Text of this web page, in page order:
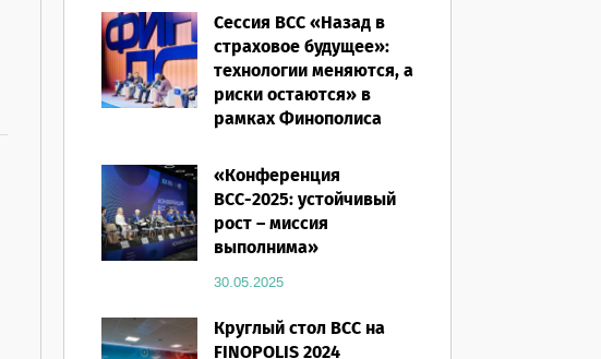
Сессия ВСС «Назад в
страховое будущее»:
технологии меняются, а
риски остаются» в
рамках Финополиса
16.03.2026
«Конференция
ВСС-2025: устойчивый
рост – миссия
выполнима»
30.05.2025
Круглый стол ВСС на
FINOPOLIS 2024